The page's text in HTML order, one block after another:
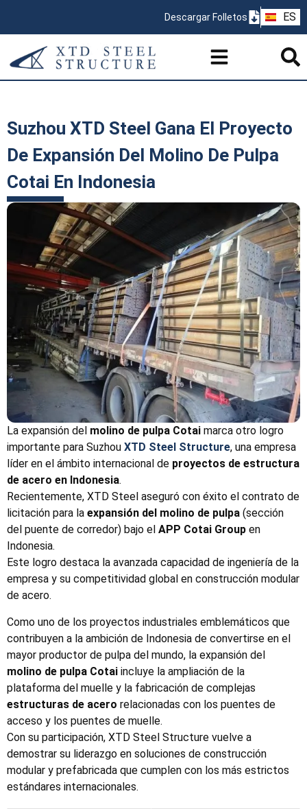
Descargar Folletos ES
PT
Suzhou XTD Steel Gana El Proyecto
De Expansión Del Molino De Pulpa
Cotai En Indonesia
La expansión del molino de pulpa Cotai marca otro logro
importante para Suzhou XTD Steel Structure, una empresa
líder en el ámbito internacional de proyectos de estructura
de acero en Indonesia.
Recientemente, XTD Steel aseguró con éxito el contrato de
licitación para la expansión del molino de pulpa (sección
del puente de corredor) bajo el APP Cotai Group en
Indonesia.
Este logro destaca la avanzada capacidad de ingeniería de la
empresa y su competitividad global en construcción modular
de acero.
Como uno de los proyectos industriales emblemáticos que
contribuyen a la ambición de Indonesia de convertirse en el
mayor productor de pulpa del mundo, la expansión del
molino de pulpa Cotai incluye la ampliación de la
plataforma del muelle y la fabricación de complejas
estructuras de acero relacionadas con los puentes de
acceso y los puentes de muelle.
Con su participación, XTD Steel Structure vuelve a
demostrar su liderazgo en soluciones de construcción
modular y prefabricada que cumplen con los más estrictos
estándares internacionales.